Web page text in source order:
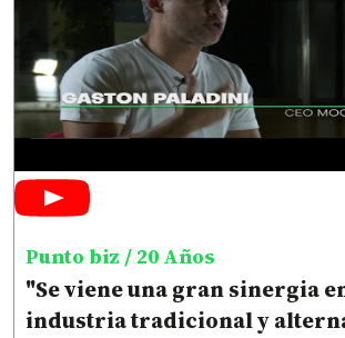
Punto biz / 20 Años
"Se viene una gran sinergia
industria tradicional y